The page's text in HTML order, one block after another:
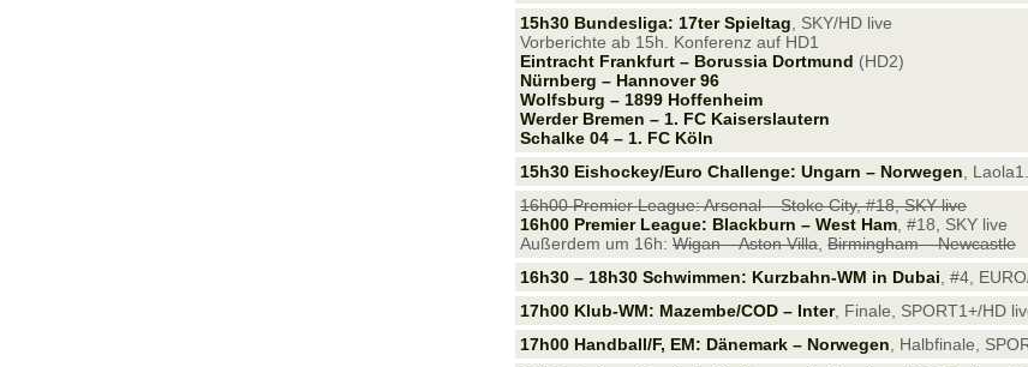
15h30 Bundesliga: 17ter Spieltag , SKY/HD live
Vorberichte ab 15h. Konferenz auf HD1
Eintracht Frankfurt – Borussia Dortmund (HD2)
Nürnberg – Hannover 96
Wolfsburg – 1899 Hoffenheim
Werder Bremen – 1. FC Kaiserslautern
Schalke 04 – 1. FC Köln
15h30 Eishockey/Euro Challenge: Ungarn – Norwegen ,
16h00 Premier League: Arsenal – Stoke City, #18, SKY live
16h00 Premier League: Blackburn – West Ham , #18, SKY live
Außerdem um 16h:Wigan – Aston Villa ,Birmingham – Newcastle
16h30 – 18h30 Schwimmen: Kurzbahn-WM in Dubai , #4,
17h00 Klub-WM: Mazembe/COD – Inter, Finale, SPORT1+/HD
17h00 Handball/F, EM: Dänemark – Norwegen , Halbfinale,